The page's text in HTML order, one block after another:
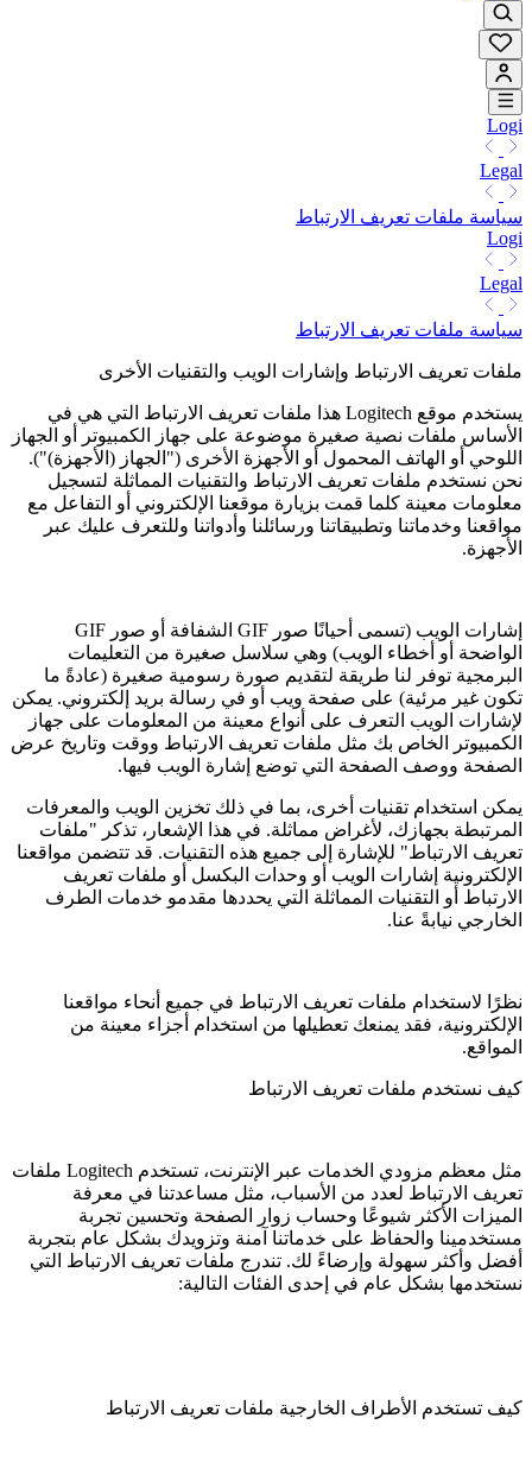
Logi
Legal
سياسة ملفات تعريف الارتباط
Logi
Legal
سياسة ملفات تعريف الارتباط
ملفات تعريف الارتباط وإشارات الويب والتقنيات الأخرى
يستخدم موقع Logitech هذا ملفات تعريف الارتباط التي هي في
الأساس ملفات نصية صغيرة موضوعة على جهاز الكمبيوتر أو الجهاز
اللوحي أو الهاتف المحمول أو الأجهزة الأخرى ("الجهاز (الأجهزة)").
نحن نستخدم ملفات تعريف الارتباط والتقنيات المماثلة لتسجيل
معلومات معينة كلما قمت بزيارة موقعنا الإلكتروني أو التفاعل مع
مواقعنا وخدماتنا وتطبيقاتنا ورسائلنا وأدواتنا وللتعرف عليك عبر
الأجهزة.
إشارات الويب (تسمى أحيانًا صور GIF الشفافة أو صور GIF
الواضحة أو أخطاء الويب) وهي سلاسل صغيرة من التعليمات
البرمجية توفر لنا طريقة لتقديم صورة رسومية صغيرة (عادةً ما
تكون غير مرئية) على صفحة ويب أو في رسالة بريد إلكتروني. يمكن
لإشارات الويب التعرف على أنواع معينة من المعلومات على جهاز
الكمبيوتر الخاص بك مثل ملفات تعريف الارتباط ووقت وتاريخ عرض
الصفحة ووصف الصفحة التي توضع إشارة الويب فيها.
يمكن استخدام تقنيات أخرى، بما في ذلك تخزين الويب والمعرفات
المرتبطة بجهازك، لأغراض مماثلة. في هذا الإشعار، تذكر "ملفات
تعريف الارتباط" للإشارة إلى جميع هذه التقنيات. قد تتضمن مواقعنا
الإلكترونية إشارات الويب أو وحدات البكسل أو ملفات تعريف
الارتباط أو التقنيات المماثلة التي يحددها مقدمو خدمات الطرف
الخارجي نيابةً عنا.
نظرًا لاستخدام ملفات تعريف الارتباط في جميع أنحاء مواقعنا
الإلكترونية، فقد يمنعك تعطيلها من استخدام أجزاء معينة من
المواقع.
كيف نستخدم ملفات تعريف الارتباط
مثل معظم مزودي الخدمات عبر الإنترنت، تستخدم Logitech ملفات
تعريف الارتباط لعدد من الأسباب، مثل مساعدتنا في معرفة
الميزات الأكثر شيوعًا وحساب زوار الصفحة وتحسين تجربة
مستخدمينا والحفاظ على خدماتنا آمنة وتزويدك بشكل عام بتجربة
أفضل وأكثر سهولة وإرضاءً لك. تندرج ملفات تعريف الارتباط التي
نستخدمها بشكل عام في إحدى الفئات التالية:
كيف تستخدم الأطراف الخارجية ملفات تعريف الارتباط